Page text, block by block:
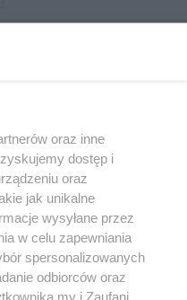
może być powielany i
w jakikolwiek sposób (w
na jakimkolwiek polu
z umieszczaniem w
praw. Jakiekolwiek użycie lub
z naruszeniem prawa,
pod groźbą kary i może być
oraz inne
dostęp i
oraz
jak unikalne
wysyłane przez
w celu zapewniania
spersonalizowanych
odbiorców oraz
my i Zaufani